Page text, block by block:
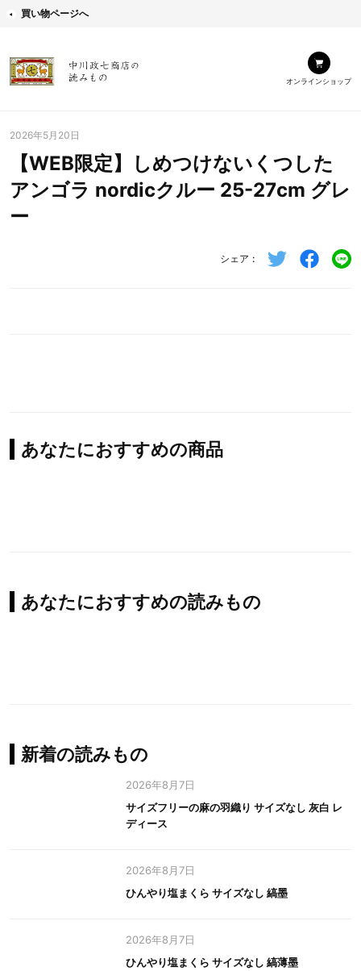
買い物ページへ
オンラインショップ
2026年5月20日
【WEB限定】しめつけないくつした
アンゴラ nordicクルー 25-27cm グレ
ー
シェア
あなたにおすすめの商品
あなたにおすすめの読みもの
新着の読みもの
2026年8月7日
サイズフリーの麻の羽織り サイズなし 灰白 レ
ディース
2026年8月7日
ひんやり塩まくら サイズなし 縞墨
2026年8月7日
ひんやり塩まくら サイズなし 縞薄墨